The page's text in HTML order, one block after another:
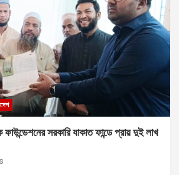
ফাউন্ডেশনের সরকারি যাকাত ফান্ডে প্রায় দুই লাখ